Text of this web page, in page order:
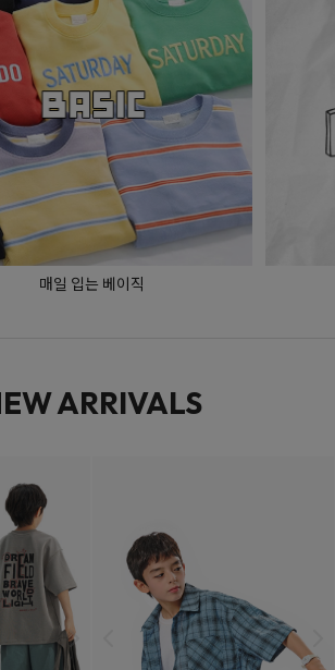
매일 입는 베이직
ARRIVALS